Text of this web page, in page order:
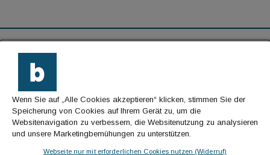
Kontakt
Impressum
Datenschutz
Wenn Sie auf „Alle Cookies akzeptieren“ klicken, stimmen Sie der
Speicherung von Cookies auf Ihrem Gerät zu, um die
Websitenavigation zu verbessern, die Websitenutzung zu analysieren
und unsere Marketingbemühungen zu unterstützen.
Webseite nur mit erforderlichen Cookies nutzen (Widerruf)